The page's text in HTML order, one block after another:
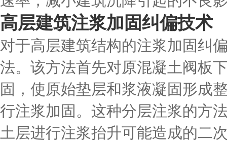
高层建筑注浆加固纠偏技术
对于高层建筑结构的注浆加固纠
法。该方法首先对原混凝土阀板
固，使原始垫层和浆液凝固形成
行注浆加固。这种分层注浆的方
土层进行注浆抬升可能造成的二